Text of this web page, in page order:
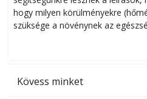
hogy milyen körülményekre
szüksége a növénynek az
Kövess minket